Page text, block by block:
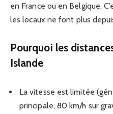
en France ou en Belgique.
les locaux ne font plus
Pourquoi les
Islande
La vitesse est limitée
principale, 80 km/h sur